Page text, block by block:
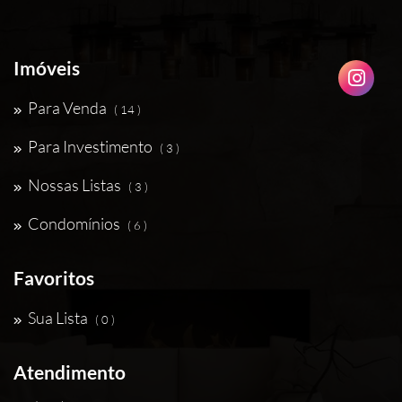
Imóveis
Para Venda ( 14 )
Para Investimento ( 3 )
Nossas Listas ( 3 )
Condomínios ( 6 )
Favoritos
Sua Lista ( 0 )
Atendimento